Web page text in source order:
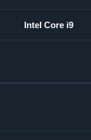
Intel Core i9